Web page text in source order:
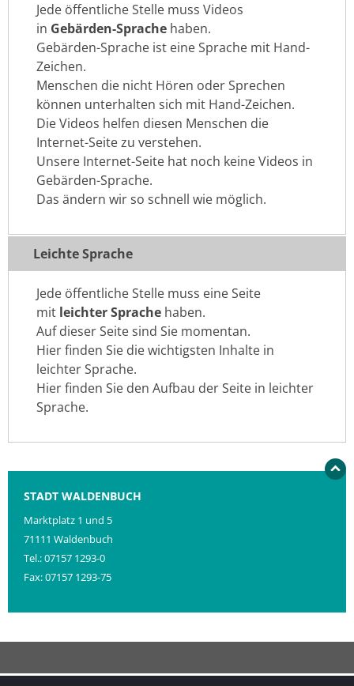
Jede öffentliche Stelle muss Videos
in Gebärden-Sprache haben.
Gebärden-Sprache ist eine Sprache mit Hand-
Zeichen.
Menschen die nicht Hören oder Sprechen
können unterhalten sich mit Hand-Zeichen.
Die Videos helfen diesen Menschen die
Internet-Seite zu verstehen.
Unsere Internet-Seite hat noch keine Videos in
Gebärden-Sprache.
Das ändern wir so schnell wie möglich.
Leichte Sprache
Jede öffentliche Stelle muss eine Seite
mit leichter Sprache haben.
Auf dieser Seite sind Sie momentan.
Hier finden Sie die wichtigsten Inhalte in
leichter Sprache.
Hier finden Sie den Aufbau der Seite in leichter
Sprache.
STADT WALDENBUCH
Marktplatz 1 und 5
71111 Waldenbuch
Tel.: 07157 1293-0
Fax: 07157 1293-75